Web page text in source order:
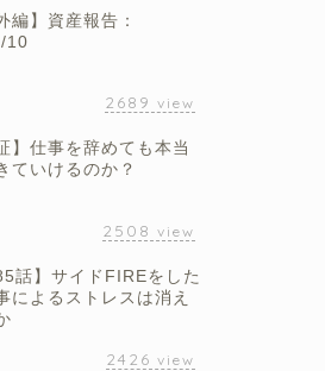
編】資産報告：
10
2689 view
】仕事を辞めても本当
ていけるのか？
2508 view
話】サイドFIREをした
によるストレスは消え
2426 view